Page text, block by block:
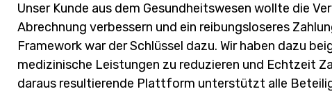
Unser Kunde aus dem Gesundheitswesen wollte die
Abrechnung verbessern und ein reibungsloseres
Framework war der Schlüssel dazu. Wir haben dazu
medizinische Leistungen zu reduzieren und Echtzeit
daraus resultierende Plattform unterstützt alle